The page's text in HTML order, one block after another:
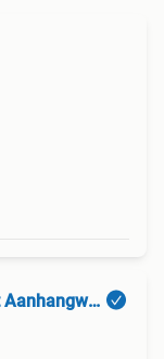
van der Horst Aanhangwagens BV